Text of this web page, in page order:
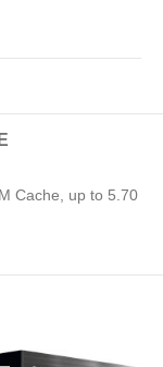
Cache, up to 5.70